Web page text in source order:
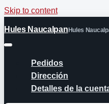
Skip to content
Hules Naucalpan Hules
Pedidos
Dirección
Detalles de la